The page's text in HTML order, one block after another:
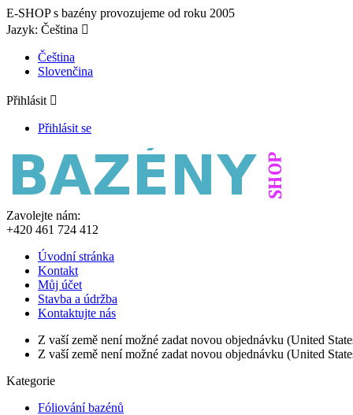
E-SHOP s bazény provozujeme od roku 2005
Jazyk: Čeština 
Čeština
Slovenčina
Přihlásit 
Přihlásit se
Zavolejte nám:
+420 461 724 412
Úvodní stránka
Kontakt
Můj účet
Stavba a údržba
Kontaktujte nás
Z vaší země není možné zadat novou objednávku (United
Z vaší země není možné zadat novou objednávku (United
Kategorie
Fóliování bazénů